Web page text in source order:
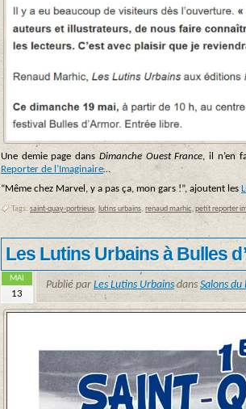
Une demie page dans Dimanche Ouest France, il n’en
Reporter de l’Imaginaire…
“Même chez Marvel, y a pas ça, mon gars !”, ajoutent les
Tags: saint-quay-portrieux, lutins urbains, renaud marhic,petit reporter
Les Lutins Urbains à Bulles
MAI
13
Publié par Les Lutins Urbainsdans Salons